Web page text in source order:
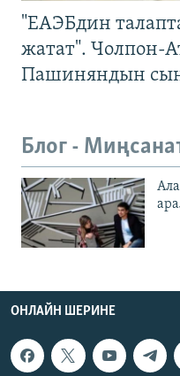
"ЕАЭБдин
жатат". Чолпон-
Пашиняндын
Блог -
ОНЛАЙН ШЕРИНЕ